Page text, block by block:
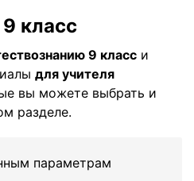
класс
9 класс и
для учителя
вы можете выбрать и
разделе.
параметрам